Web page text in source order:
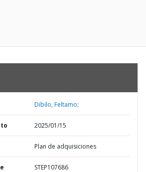
Dibilo, Feltamo;
2025/01/15
Plan de adquisiciones
STEP107686